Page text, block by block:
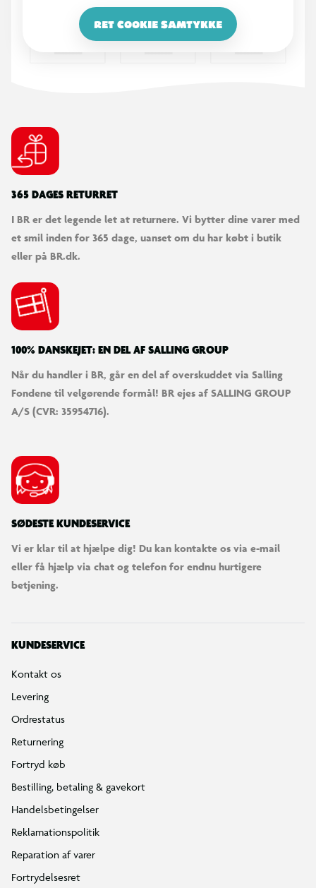
RET COOKIE SAMTYKKE
365 DAGES RETURRET
I BR er det legende let at returnere. Vi bytter dine varer med
et smil inden for 365 dage, uanset om du har købt i butik
eller på BR.dk.
100% DANSKEJET: EN DEL AF SALLING GROUP
Når du handler i BR, går en del af overskuddet via Salling
Fondene til velgørende formål! BR ejes af SALLING GROUP
A/S (CVR: 35954716).
SØDESTE KUNDESERVICE
Vi er klar til at hjælpe dig! Du kan kontakte os via e-mail
eller få hjælp via chat og telefon for endnu hurtigere
betjening.
KUNDESERVICE
Kontakt os
Levering
Ordrestatus
Returnering
Fortryd køb
Bestilling, betaling & gavekort
Handelsbetingelser
Reklamationspolitik
Reparation af varer
Fortrydelsesret